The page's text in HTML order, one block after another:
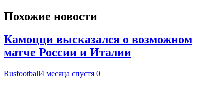
Похожие новости
Камоцци высказался о возможном
матче России и Италии
Rusfootball4 месяца спустя 0